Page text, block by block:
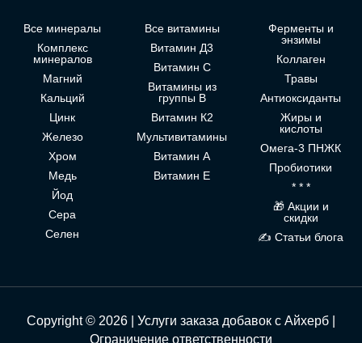
Все минералы
Комплекс
минералов
Магний
Кальций
Цинк
Железо
Хром
Медь
Йод
Сера
Селен
Все витамины
Витамин Д3
Витамин С
Витамины из
группы В
Витамин К2
Мультивитамины
Витамин А
Витамин Е
Ферменты и
энзимы
Коллаген
Травы
Антиоксиданты
Жиры и
кислоты
Омега-3 ПНЖК
Пробиотики
* * *
🎁 Акции и
скидки
✍ Статьи блога
Copyright © 2026 | Услуги заказа добавок с Айхерб |
Ограничение ответственности